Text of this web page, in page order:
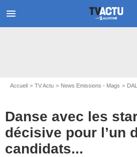
menu
Accueil TV Actu News Emissions - Mags
Danse avec les
décisive pour l’un
candidats...